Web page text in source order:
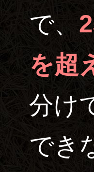
で、
を超
分け
でき